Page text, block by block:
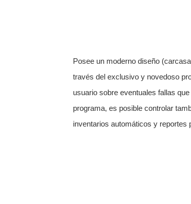
Posee un moderno diseño
través del exclusivo y novedoso
usuario sobre eventuales fallas
programa, es posible controlar
inventarios automáticos y reportes